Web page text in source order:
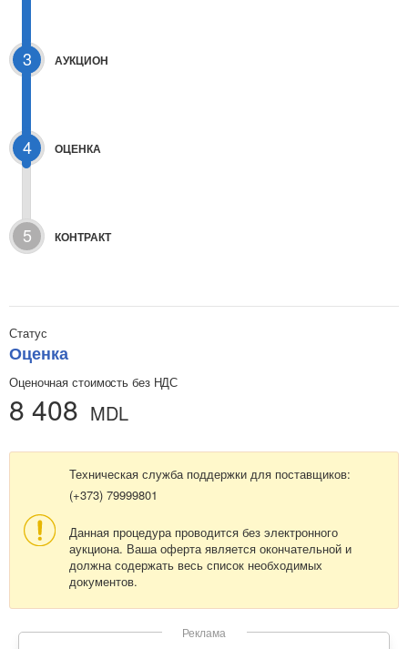
3 АУКЦИОН
4 ОЦЕНКА
5 КОНТРАКТ
Статус
Оценка
Оценочная стоимость без НДС
8 408 MDL
Техническая служба поддержки для поставщиков:
(+373) 79999801
Данная процедура проводится без электронного
аукциона. Ваша оферта является окончательной и
должна содержать весь список необходимых
документов.
Реклама